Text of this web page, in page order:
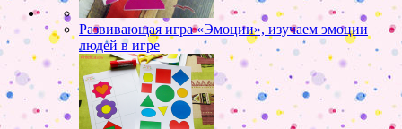
Развивающая игра «Эмоции», изучаем эмоции
людей в игре